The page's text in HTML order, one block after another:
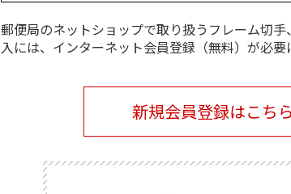
郵便局のネットショップで取り扱うフレーム切
入には、インターネット会員登録（無料）が必要
新規会員登録はこちら